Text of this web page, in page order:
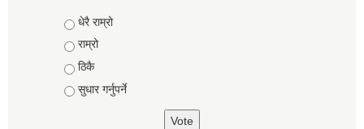
Choices
धेरै राम्रो
राम्रो
ठिकै
सुधार गर्नुपर्ने